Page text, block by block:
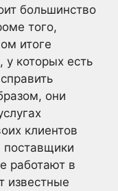
большинство
того,
итоге
которых есть
они
клиентов
поставщики
работают в
известные